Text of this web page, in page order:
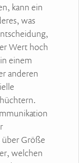
kann ein
was
Wert hoch
einem
anderen
Größe
welchen